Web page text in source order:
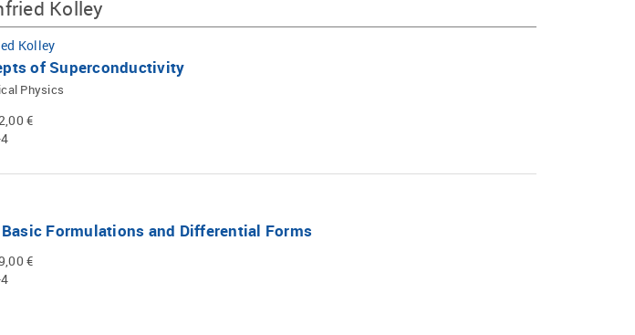
Kolley
Kolley
of Superconductivity
Physics
€
Formulations and Differential Forms
€